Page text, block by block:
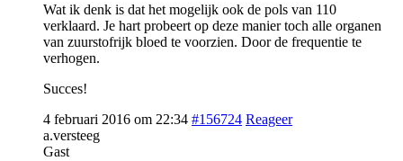
Wat ik denk is dat het mogelijk ook de pols van 110
verklaard. Je hart probeert op deze manier toch alle organen
van zuurstofrijk bloed te voorzien. Door de frequentie te
verhogen.
Succes!
4 februari 2016 om 22:34 #156724 Reageer
a.versteeg
Gast